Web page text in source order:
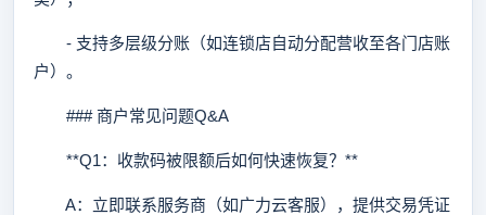
- 支持多层级分账（如连锁店自动分配营收至各门店账
户）。
### 商户常见问题Q&A
**Q1：收款码被限额后如何快速恢复？**
A：立即联系服务商（如广力云客服），提供交易凭证